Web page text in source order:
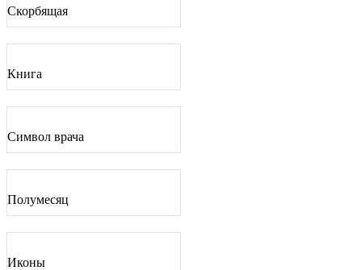
Скорбящая
Книга
Символ врача
Полумесяц
Иконы